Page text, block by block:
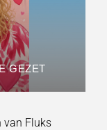
GEZET
van Fluks